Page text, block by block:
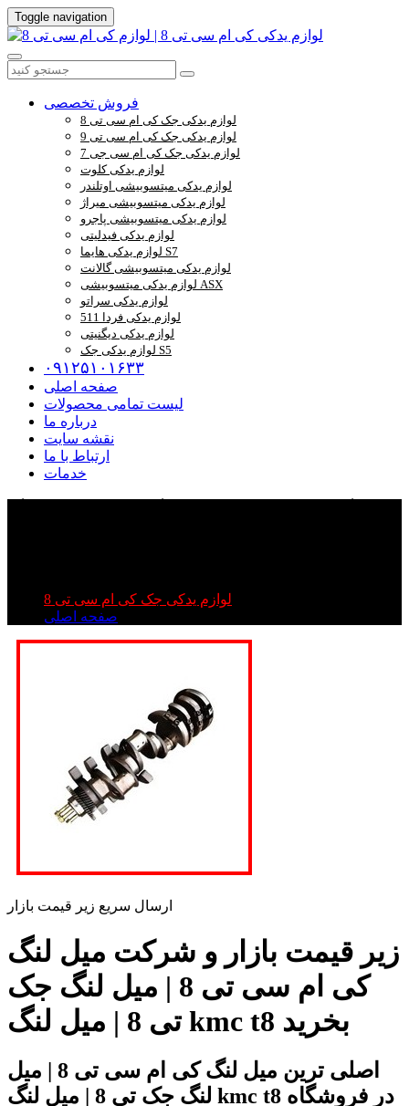
Toggle navigation
فروش تخصصی
لوازم یدکی جک کی ام سی تی 8
لوازم یدکی جک کی ام سی تی 9
لوازم یدکی جک کی ام سی جی 7
لوازم یدکی کلوت
لوازم یدکی میتسوبیشی اوتلندر
لوازم یدکی میتسوبیشی میراژ
لوازم یدکی میتسوبیشی پاجرو
لوازم یدکی فیدلیتی
لوازم یدکی هایما S7
لوازم یدکی میتسوبیشی گالانت
لوازم یدکی میتسوبیشی ASX
لوازم یدکی سراتو
لوازم یدکی فردا 511
لوازم یدکی دیگنیتی
لوازم یدکی جک S5
۰۹۱۲۵۱۰۱۶۳۳
صفحه اصلی
لیست تمامی محصولات
درباره ما
نقشه سایت
ارتباط با ما
خدمات
لوازم یدکی جک کی ام سی تی 8
صفحه اصلی
ارسال سریع زیر قیمت بازار
زیر قیمت بازار و شرکت میل لنگ
کی ام سی تی 8 | میل لنگ جک
تی 8 | میل لنگ kmc t8 بخرید
اصلی ترین میل لنگ کی ام سی تی 8 | میل
لنگ جک تی 8 | میل لنگ kmc t8 در فروشگاه